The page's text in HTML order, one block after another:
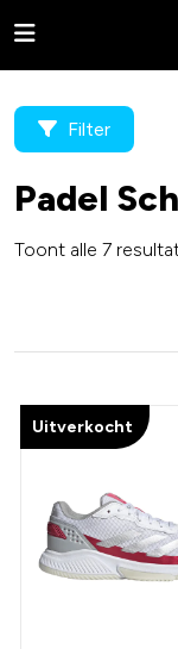
Adidas
Wilson
Tweede kans
Filter
Padel
Toont alle 7
Uitverkocht